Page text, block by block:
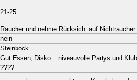
21-25
Raucher und nehme Rücksicht auf Nichtraucher
nein
Steinbock
Gut Essen, Disko....niveauvolle Partys und
????